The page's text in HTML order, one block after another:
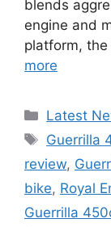
blends
engine and
platform,
more
Latest
Tags
Guerrilla
review,
bike, Royal
Guerrilla